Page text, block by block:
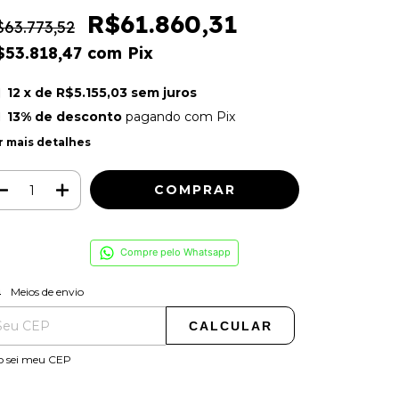
R$61.860,31
com Pix
12 x de R$5.155,03 sem juros
13% de descontopagando com Pix
mais detalhes
Compre pelo Whatsapp
para o CEP:
Meios de envio
CALCULAR
sei meu CEP